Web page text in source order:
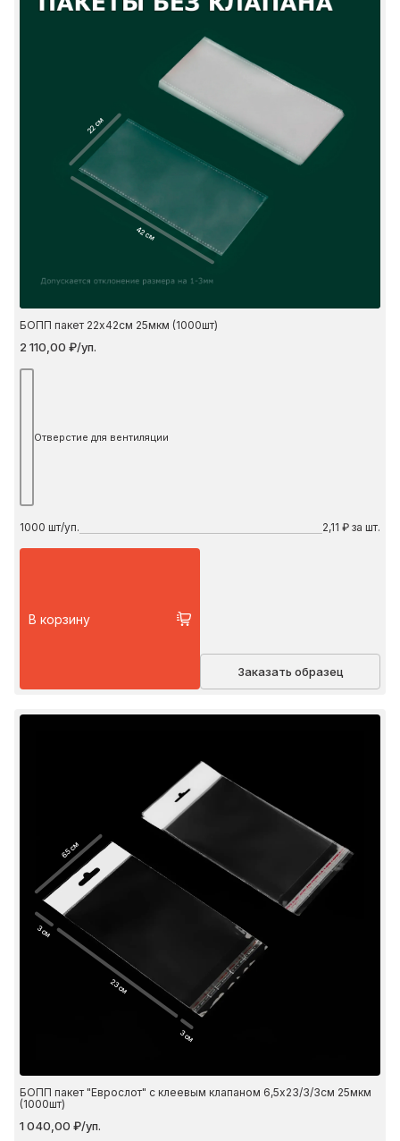
22 см
42 см
БОПП пакет 22х42см 25мкм (1000шт)
2 110,00 ₽/уп.
Отверстие для вентиляции
1000 шт/уп. 2,11 ₽ за шт.
В корзину
Заказать образец
6.5 см
23 см
3 см
3 см
БОПП пакет "Еврослот" с клеевым клапаном 6,5х23/3/3см 25мкм
(1000шт)
1 040,00 ₽/уп.